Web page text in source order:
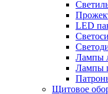
LED
Лампы
Лампы
Щитовое